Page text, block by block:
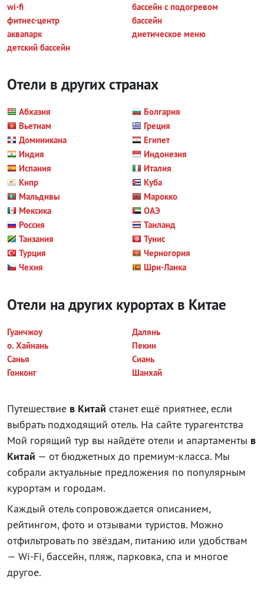
wi-fi
бассейн с подогревом
фитнес-центр
бассейн
аквапарк
диетическое меню
детский бассейн
Отели в других странах
Абхазия
Болгария
Вьетнам
Греция
Доминикана
Египет
Индия
Индонезия
Испания
Италия
Кипр
Куба
Мальдивы
Марокко
Мексика
ОАЭ
Россия
Таиланд
Танзания
Тунис
Турция
Черногория
Чехия
Шри-Ланка
Отели на других курортах в Китае
Гуанчжоу
Далянь
о. Хайнань
Пекин
Санья
Сиань
Гонконг
Шанхай
Путешествие в Китай станет ещё приятнее, если
выбрать подходящий отель. На сайте турагентства
Мой горящий тур вы найдёте отели и апартаменты в
Китай — от бюджетных до премиум-класса. Мы
собрали актуальные предложения по популярным
курортам и городам.
Каждый отель сопровождается описанием,
рейтингом, фото и отзывами туристов. Можно
отфильтровать по звёздам, питанию или удобствам
— Wi-Fi, бассейн, пляж, парковка, спа и многое
другое.